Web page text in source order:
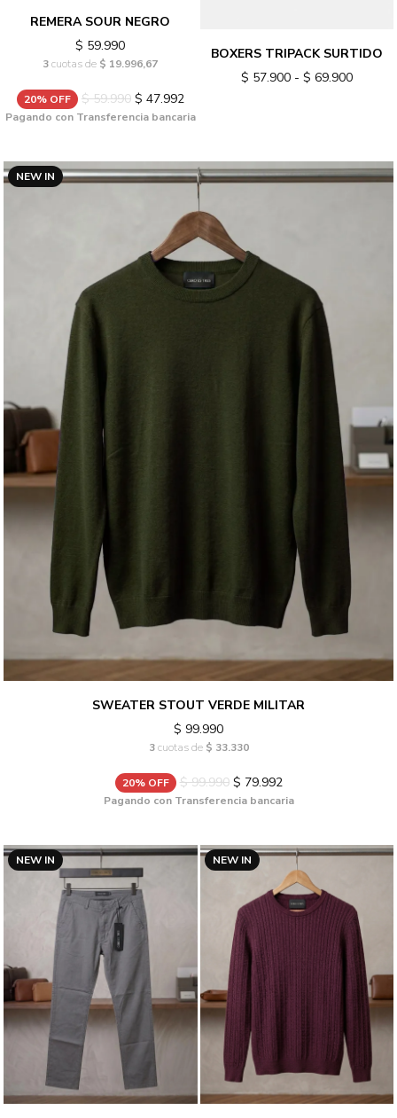
REMERA SOUR NEGRO
$ 59.990
3cuotas de $ 19.996,67
20% OFF $ 59.990$ 47.992
Pagando con Transferencia bancaria
BOXERS TRIPACK SURTIDO
$ 57.900 - $ 69.900
NEW IN
SWEATER STOUT VERDE MILITAR
$ 99.990
3cuotas de $ 33.330
20% OFF $ 99.990$ 79.992
Pagando con Transferencia bancaria
NEW IN NEW IN